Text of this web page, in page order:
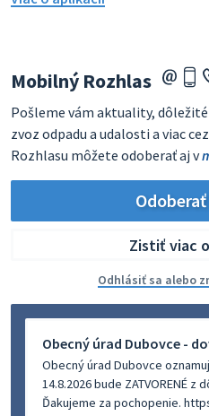
Mobilný Rozhlas
Pošleme vám aktuality, dôležité
zvoz odpadu a udalosti a viac cez
Rozhlasu môžete odoberať aj v
Zistiť viac
Odhlásiť sa alebo
Obecný úrad Dubovce -
Obecný úrad Dubovce
14.8.2026 bude ZATVORENÉ
Ďakujeme za pochopenie.